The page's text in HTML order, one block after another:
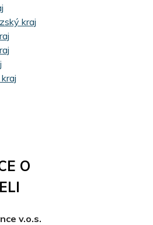
kraj
O
v.o.s.